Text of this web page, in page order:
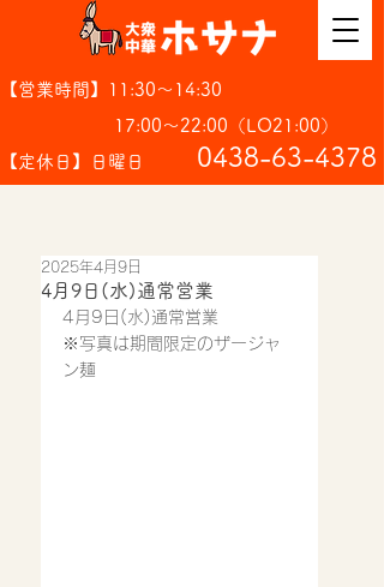
【営業時間】11:30～14:30
17:00～22:00（LO21:00）
【定休日】日曜日
​0438-63-4378
4月9日(水)通常営業
2025年4月9日
4月9日(水)通常営業
※写真は期間限定のザージャ
ン麺